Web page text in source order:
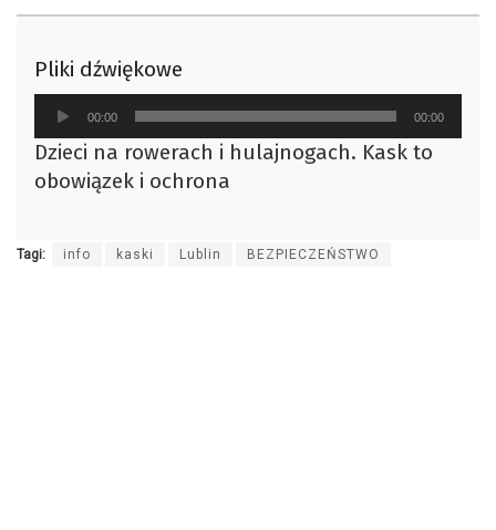
Pliki dźwiękowe
Odtwarzacz
plików
dźwiękowych
00:00 00:00
Dzieci na rowerach i hulajnogach. Kask to
obowiązek i ochrona
Tagi: info kaski Lublin BEZPIECZEŃSTWO